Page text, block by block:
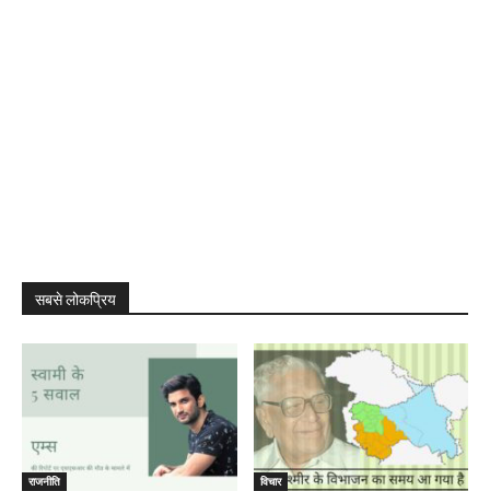
सबसे लोकप्रिय
राजनीति विचार